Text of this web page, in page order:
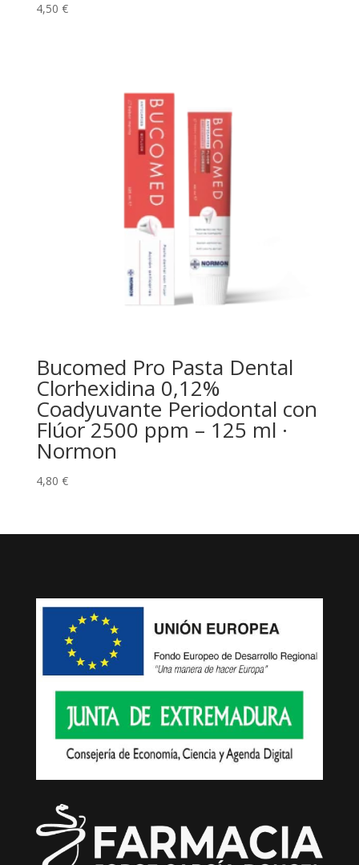
4,50 €
Bucomed Pro Pasta Dental
Clorhexidina 0,12%
Coadyuvante Periodontal con
Flúor 2500 ppm – 125 ml ·
Normon
4,80 €